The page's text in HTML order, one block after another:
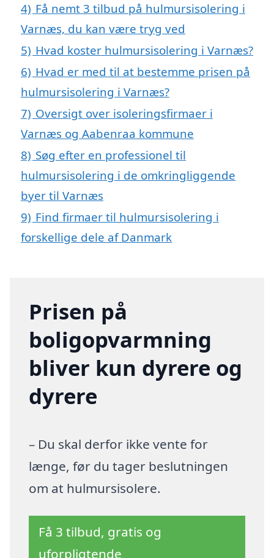
4) Få nemt 3 tilbud på hulmursisolering i
Varnæs, du kan være tryg ved
5) Hvad koster hulmursisolering i Varnæs?
6) Hvad er med til at bestemme prisen på
hulmursisolering i Varnæs?
7) Oversigt over isoleringsfirmaer i
Varnæs og Aabenraa kommune
8) Søg efter en professionel til
hulmursisolering i de omkringliggende
byer til Varnæs
9) Find firmaer til hulmursisolering i
forskellige dele af Danmark
Prisen på
boligopvarmning
bliver kun dyrere og
dyrere
– Du skal derfor ikke vente for
længe, før du tager beslutningen
om at hulmursisolere.
Få 3 tilbud, gratis og
uforpligtende